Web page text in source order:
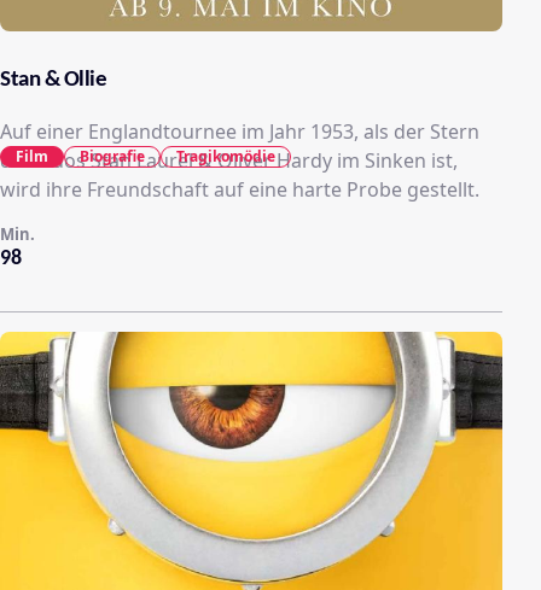
Stan & Ollie
Auf einer Englandtournee im Jahr 1953, als der Stern
des Duos Stan Laurel & Oliver Hardy im Sinken ist,
wird ihre Freundschaft auf eine harte Probe gestellt.
98
Min.
Film Biografie Tragikomödie